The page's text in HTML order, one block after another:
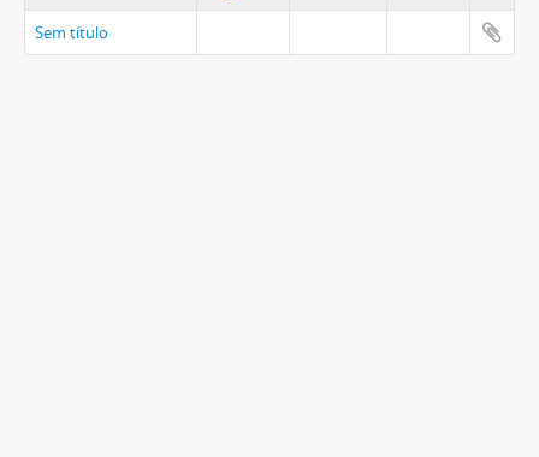
Sem título